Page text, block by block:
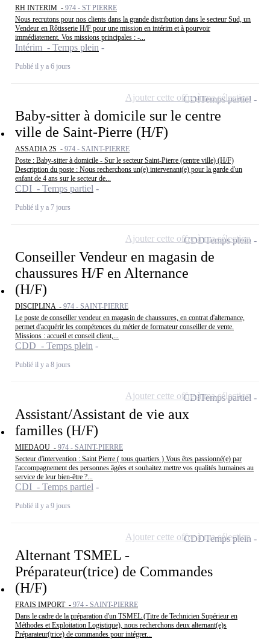
RH INTERIM - 974 - ST PIERRE
Nous recrutons pour nos clients dans la grande distribution dans le secteur Sud, un
Vendeur en Rôtisserie H/F pour une mission en intérim et à pourvoir
immédiatement. Vos missions principales : -...
Intérim - Temps plein
Publié il y a 6 jours
Baby-sitter à domicile sur le centre
ville de Saint-Pierre (H/F)
ASSADIA 2S - 974 - SAINT-PIERRE
Poste : Baby-sitter à domicile - Sur le secteur Saint-Pierre (centre ville) (H/F)
Description du poste : Nous recherchons un(e) intervenant(e) pour la garde d'un
enfant de 4 ans sur le secteur de...
CDI - Temps partiel
Publié il y a 7 jours
CDITemps partiel
Ajouter cette offre à ma sélection
Conseiller Vendeur en magasin de
chaussures H/F en Alternance
(H/F)
DISCIPLINA - 974 - SAINT-PIERRE
Le poste de conseiller vendeur en magasin de chaussures, en contrat d'alternance,
permet d'acquérir les compétences du métier de formateur conseiller de vente.
Missions : accueil et conseil client,...
CDD - Temps plein
Publié il y a 8 jours
CDDTemps plein
Ajouter cette offre à ma sélection
Assistant/Assistant de vie aux
familles (H/F)
MIEDAOU - 974 - SAINT-PIERRE
Secteur d'intervention : Saint Pierre ( tous quartiers ) Vous êtes passionné(e) par
l'accompagnement des personnes âgées et souhaitez mettre vos qualités humaines au
service de leur bien-être ?...
CDI - Temps partiel
Publié il y a 9 jours
CDITemps partiel
Ajouter cette offre à ma sélection
Alternant TSMEL -
Préparateur(trice) de Commandes
(H/F)
FRAIS IMPORT - 974 - SAINT-PIERRE
Dans le cadre de la préparation d'un TSMEL (Titre de Technicien Supérieur en
Méthodes et Exploitation Logistique), nous recherchons deux alternant(e)s
Préparateur(trice) de commandes pour intégrer...
CDDTemps plein
Ajouter cette offre à ma sélection